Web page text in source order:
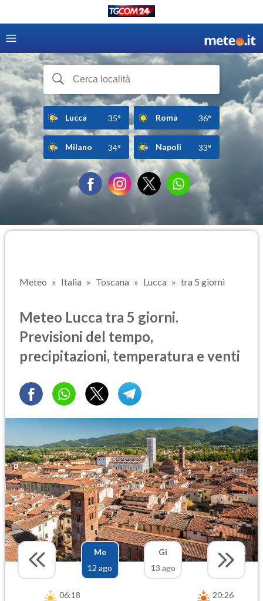
Lucca 35° Roma 36°
Milano 34° Napoli 33°
Meteo Italia Toscana Lucca tra 5 giorni
Meteo Lucca tra 5 giorni.
Previsioni del tempo,
precipitazioni, temperatura e venti
Me
12 ago
Gi
13 ago
06:18 20:26